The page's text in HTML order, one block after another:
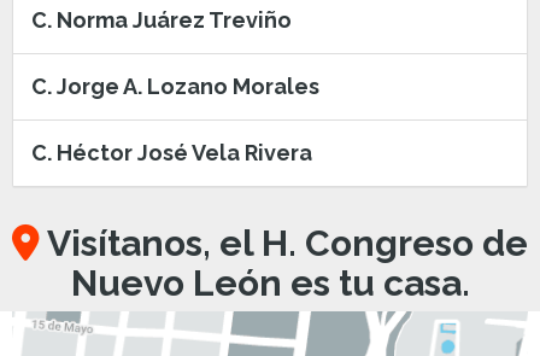
C. Norma Juárez Treviño
C. Jorge A. Lozano Morales
C. Héctor José Vela Rivera
Visítanos, el H. Congreso de
Nuevo León es tu casa.